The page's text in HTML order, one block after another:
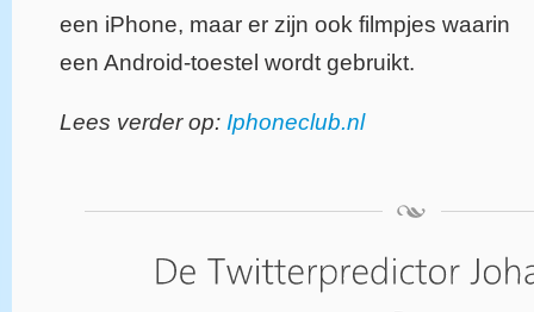
een iPhone, maar er zijn ook filmpjes waarin
een Android-toestel wordt gebruikt.
Lees verder op: Iphoneclub.nl